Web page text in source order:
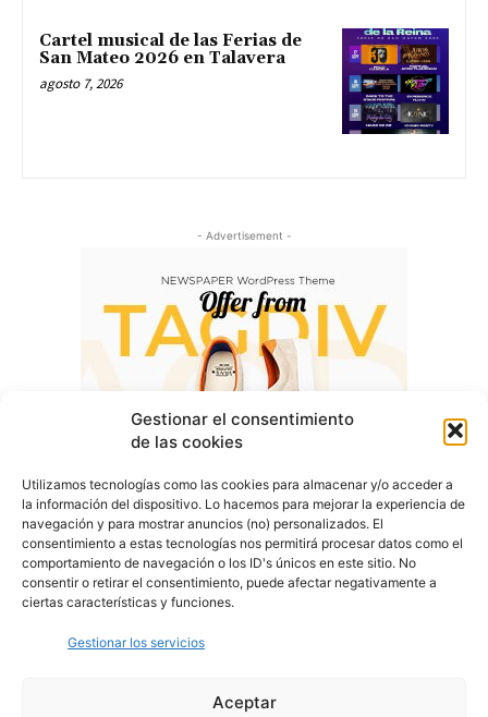
Gestionar el consentimiento
de las cookies
Utilizamos tecnologías como las cookies para almacenar y/o acceder a
la información del dispositivo. Lo hacemos para mejorar la experiencia de
navegación y para mostrar anuncios (no) personalizados. El
consentimiento a estas tecnologías nos permitirá procesar datos como el
comportamiento de navegación o los ID's únicos en este sitio. No
consentir o retirar el consentimiento, puede afectar negativamente a
ciertas características y funciones.
Gestionar los servicios
Aceptar
Cartel musical de las Ferias de
San Mateo 2026 en Talavera
agosto 7, 2026
- Advertisement -